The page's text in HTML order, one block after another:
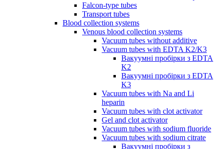
Falcon-type tubes
Transport tubes
Blood collection systems
Venous blood collection systems
Vacuum tubes without additive
Vacuum tubes with EDTA K2/K3
Вакуумні пробірки з EDTA
K2
Вакуумні пробірки з EDTA
K3
Vacuum tubes with Na and Li
heparin
Vacuum tubes with clot activator
Gel and clot activator
Vacuum tubes with sodium fluoride
Vacuum tubes with sodium citrate
Вакуумні пробірки з